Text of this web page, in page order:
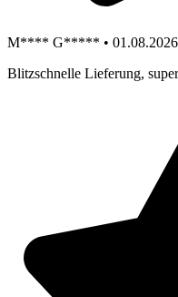
M**** G***** • 01.08.2026
Blitzschnelle Lieferung,